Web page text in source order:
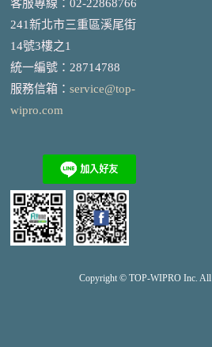
客服專線：02-22868766
241新北市三重區溪尾街
14號3樓之1
統一編號 ： 28714788
服務信箱： service@top-
wipro.com
Copyright © TOP-WIPRO Inc. All